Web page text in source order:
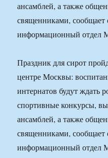
ансамблей, а также
священниками, сообщает
информационный отдел
Праздник для сирот
центре Москвы:
интернатов будут ждать
спортивные конкурсы,
ансамблей, а также
священниками, сообщает
информационный отдел